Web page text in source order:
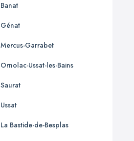
Banat
Génat
Mercus-Garrabet
Ornolac-Ussat-les-Bains
Saurat
Ussat
La Bastide-de-Besplas